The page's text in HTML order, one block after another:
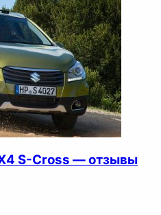
S-Cross — отзывы